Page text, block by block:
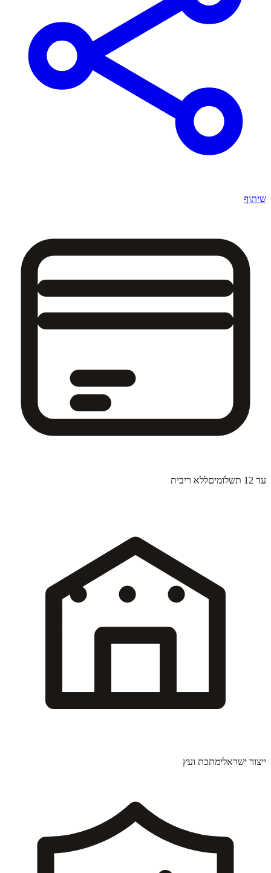
שיתוף
עד 12 תשלומים ללא ריבית
ייצור ישראלימתכת ועץ